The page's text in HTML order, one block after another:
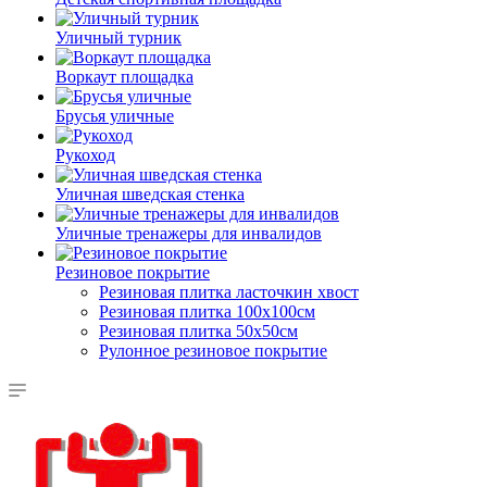
Уличный турник
Воркаут площадка
Брусья уличные
Рукоход
Уличная шведская стенка
Уличные тренажеры для инвалидов
Резиновое покрытие
Резиновая плитка ласточкин хвост
Резиновая плитка 100х100см
Резиновая плитка 50х50см
Рулонное резиновое покрытие